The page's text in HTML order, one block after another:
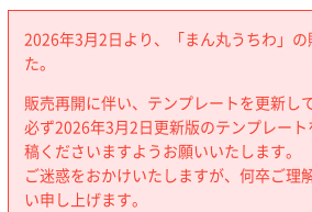
2026年3月2日より、「まん丸うちわ」
た。
販売再開に伴い、テンプレートを更新し
必ず2026年3月2日更新版のテンプレー
稿くださいますようお願いいたします。
ご迷惑をおかけいたしますが、何卒ご理
い申し上げます。